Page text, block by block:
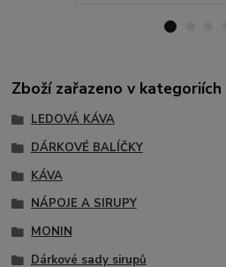
Zboží zařazeno v kategoriích
LEDOVÁ KÁVA
DÁRKOVÉ BALÍČKY
KÁVA
NÁPOJE A SIRUPY
MONIN
Dárkové sady sirupů